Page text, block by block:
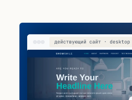
действующий сайт · desktop